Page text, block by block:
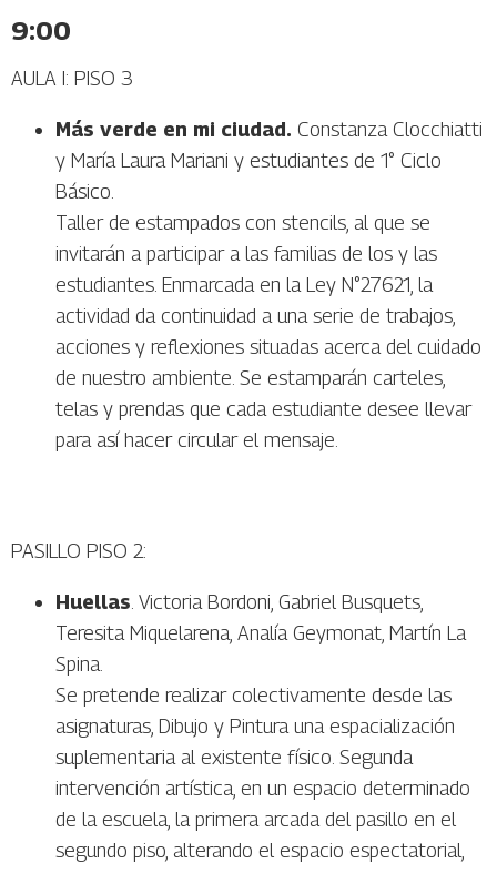
9:00
AULA I: PISO 3
Más verde en mi ciudad. Constanza Clocchiatti
y María Laura Mariani y estudiantes de 1° Ciclo
Básico.
Taller de estampados con stencils, al que se
invitarán a participar a las familias de los y las
estudiantes. Enmarcada en la Ley N°27621, la
actividad da continuidad a una serie de trabajos,
acciones y reflexiones situadas acerca del cuidado
de nuestro ambiente. Se estamparán carteles,
telas y prendas que cada estudiante desee llevar
para así hacer circular el mensaje.
PASILLO PISO 2:
Huellas. Victoria Bordoni, Gabriel Busquets,
Teresita Miquelarena, Analía Geymonat, Martín La
Spina.
Se pretende realizar colectivamente desde las
asignaturas, Dibujo y Pintura una espacialización
suplementaria al existente físico. Segunda
intervención artística, en un espacio determinado
de la escuela, la primera arcada del pasillo en el
segundo piso, alterando el espacio espectatorial,